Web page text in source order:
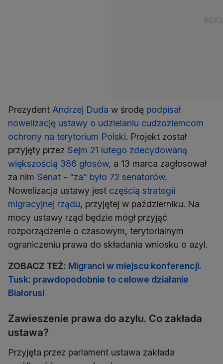
Prezydent Andrzej Duda w środę podpisał
nowelizację ustawy o udzielaniu cudzoziemcom
ochrony na terytorium Polski. Projekt został
przyjęty przez Sejm 21 lutego zdecydowaną
większością 386 głosów, a 13 marca zagłosował
za nim Senat - "za" było 72 senatorów.
Nowelizacja ustawy jest częścią strategii
migracyjnej rządu, przyjętej w październiku. Na
mocy ustawy rząd będzie mógł przyjąć
rozporządzenie o czasowym, terytorialnym
ograniczeniu prawa do składania wniosku o azyl.
ZOBACZ TEŻ: Migranci w miejscu konferencji.
Tusk: prawdopodobnie to celowe działanie
Białorusi
Zawieszenie prawa do azylu. Co zakłada
ustawa?
Przyjęta przez parlament ustawa zakłada